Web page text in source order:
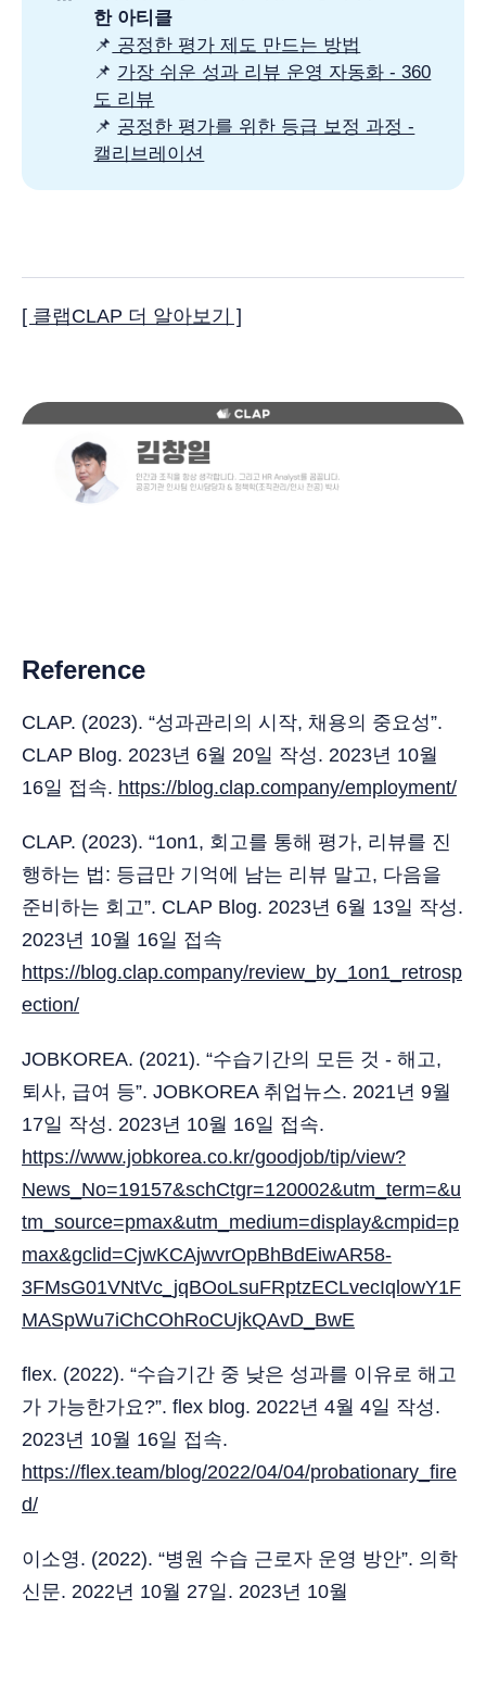
한 아티클
📌 공정한 평가 제도 만드는 방법
📌 가장 쉬운 성과 리뷰 운영 자동화 - 360
도 리뷰
📌 공정한 평가를 위한 등급 보정 과정 -
캘리브레이션
[ 클랩CLAP 더 알아보기 ]
Reference
CLAP. (2023). “성과관리의 시작, 채용의 중요성”.
CLAP Blog. 2023년 6월 20일 작성. 2023년 10월
16일 접속. https://blog.clap.company/employment/
CLAP. (2023). “1on1, 회고를 통해 평가, 리뷰를 진
행하는 법: 등급만 기억에 남는 리뷰 말고, 다음을
준비하는 회고”. CLAP Blog. 2023년 6월 13일 작성.
2023년 10월 16일 접속
https://blog.clap.company/review_by_1on1_retrosp
ection/
JOBKOREA. (2021). “수습기간의 모든 것 - 해고,
퇴사, 급여 등”. JOBKOREA 취업뉴스. 2021년 9월
17일 작성. 2023년 10월 16일 접속.
https://www.jobkorea.co.kr/goodjob/tip/view?
News_No=19157&schCtgr=120002&utm_term=&u
tm_source=pmax&utm_medium=display&cmpid=p
max&gclid=CjwKCAjwvrOpBhBdEiwAR58-
3FMsG01VNtVc_jqBOoLsuFRptzECLvecIqlowY1F
MASpWu7iChCOhRoCUjkQAvD_BwE
flex. (2022). “수습기간 중 낮은 성과를 이유로 해고
가 가능한가요?”. flex blog. 2022년 4월 4일 작성.
2023년 10월 16일 접속.
https://flex.team/blog/2022/04/04/probationary_fire
d/
이소영. (2022). “병원 수습 근로자 운영 방안”. 의학
신문. 2022년 10월 27일. 2023년 10월